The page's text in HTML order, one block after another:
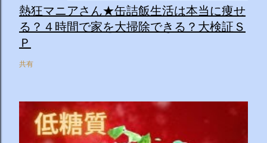
熱狂マニアさん★缶詰飯生活は本当に痩せ
る？４時間で家を大掃除できる？大検証Ｓ
Ｐ
共有